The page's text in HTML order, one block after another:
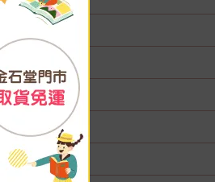
無庫存
無庫存
無庫存
無庫存
無庫存